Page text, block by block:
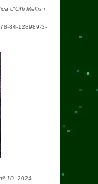
d'Offi Meltis i
84-128989-3-
10, 2024.